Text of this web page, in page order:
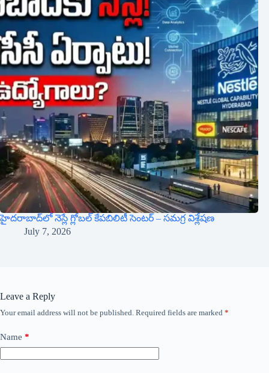
హైదరాబాద్‌లో నెస్లే గ్లోబల్ కేపబిలిటీ సెంటర్ – సమగ్ర విశ్లేషణ
July 7, 2026
Leave a Reply
Your email address will not be published. Required fields are marked *
Name *